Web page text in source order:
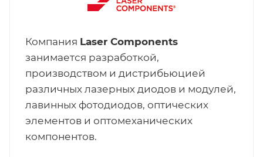
Компания Laser Components
занимается разработкой,
производством и дистрибьюцией
различных лазерных диодов и модулей,
лавинных фотодиодов, оптических
элементов и оптомеханических
компонентов.